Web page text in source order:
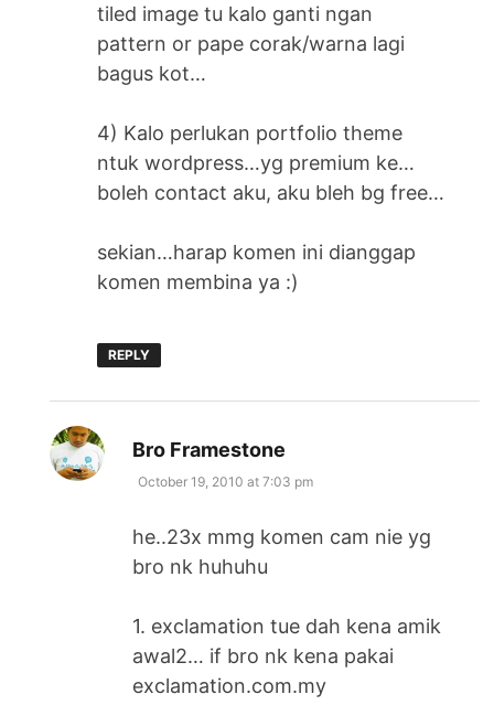
tiled image tu kalo ganti ngan
pattern or pape corak/warna lagi
bagus kot…
4) Kalo perlukan portfolio theme
ntuk wordpress…yg premium ke…
boleh contact aku, aku bleh bg free…
sekian…harap komen ini dianggap
komen membina ya :)
REPLY
Bro Framestone
October 19, 2010 at 7:03 pm
he..23x mmg komen cam nie yg
bro nk huhuhu
1. exclamation tue dah kena amik
awal2… if bro nk kena pakai
exclamation.com.my